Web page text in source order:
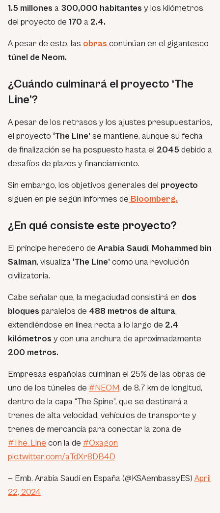
1.5 millones a 300,000 habitantes y los kilómetros
del proyecto de 170 a 2.4.
A pesar de esto, las obras continúan en el gigantesco
túnel de Neom.
¿Cuándo culminará el proyecto ‘The
Line’?
A pesar de los retrasos y los ajustes presupuestarios,
el proyecto ‘The Line’ se mantiene, aunque su fecha
de finalización se ha pospuesto hasta el 2045 debido a
desafíos de plazos y financiamiento.
Sin embargo, los objetivos generales del proyecto
siguen en pie según informes de Bloomberg.
¿En qué consiste este proyecto?
El príncipe heredero deArabia Saudí, Mohammed bin
Salman, visualiza ‘The Line’ como una revolución
civilizatoria.
Cabe señalar que, la megaciudad consistirá en dos
bloques paralelos de 488 metros de altura,
extendiéndose en línea recta a lo largo de 2.4
kilómetros y con una anchura de aproximadamente
200 metros.
Empresas españolas culminan el 25% de las obras de
uno de los túneles de #NEOM, de 8.7 km de longitud,
dentro de la capa “The Spine”, que se destinará a
trenes de alta velocidad, vehículos de transporte y
trenes de mercancía para conectar la zona de
#The_Line con la de #Oxagon
pic.twitter.com/aTdXr8DB4D
— Emb. Arabia Saudí en España (@KSAembassyES) April
22, 2024